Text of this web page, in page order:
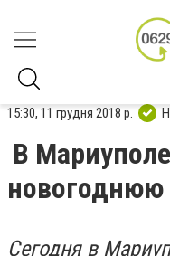
15:30, 11 грудня 2018 р.
В
Сегодня в